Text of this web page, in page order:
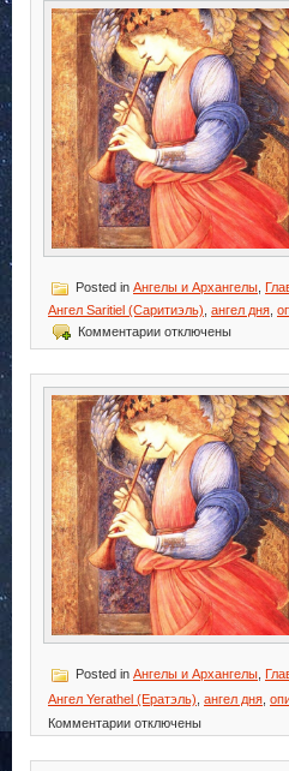
Posted in Ангелы и Архангелы
Ангел Saritiel (Саритиэль) ангел дня
Комментариик
записи
Saritiel
(Саритиэль)
отключены
Posted in Ангелы и Архангелы
Ангел Yerathel (Ератэль) ангел дня
Комментариик
записи
Ангел
отключены